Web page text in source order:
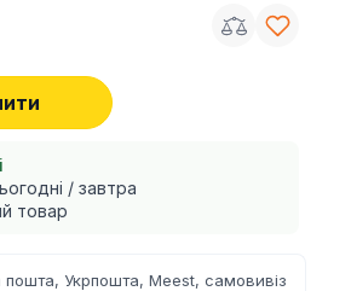
/ завтра
товар
Укрпошта, Meest, самовивіз